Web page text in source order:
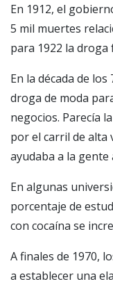
En 1912, el
5 mil muertes
para 1922 la
En la década de
droga de moda
negocios. Parecía
por el carril de alta
ayudaba a la gente
En algunas
porcentaje de
con cocaína se
A finales de 1970,
a establecer una